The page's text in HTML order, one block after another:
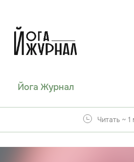
Йога Журнал
Читать ~ 1